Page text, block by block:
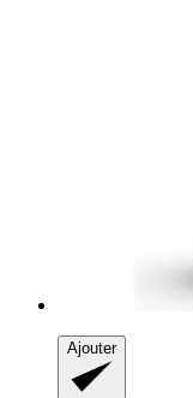
Ajouter